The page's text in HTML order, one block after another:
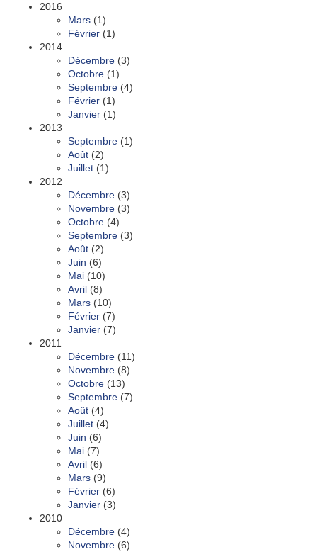
2016
Mars (1)
Février (1)
2014
Décembre (3)
Octobre (1)
Septembre (4)
Février (1)
Janvier (1)
2013
Septembre (1)
Août (2)
Juillet (1)
2012
Décembre (3)
Novembre (3)
Octobre (4)
Septembre (3)
Août (2)
Juin (6)
Mai (10)
Avril (8)
Mars (10)
Février (7)
Janvier (7)
2011
Décembre (11)
Novembre (8)
Octobre (13)
Septembre (7)
Août (4)
Juillet (4)
Juin (6)
Mai (7)
Avril (6)
Mars (9)
Février (6)
Janvier (3)
2010
Décembre (4)
Novembre (6)